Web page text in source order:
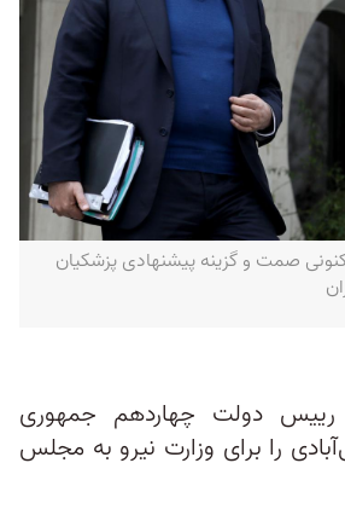
صمت و گزینه پیشنهادی پزشکیان
رییس دولت چهاردهم جمهوری
را برای وزارت نیرو به مجلس